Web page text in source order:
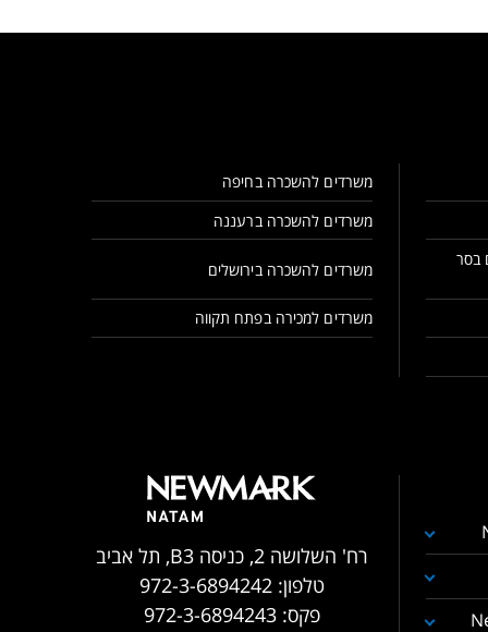
משרדים להשכרה בחיפה
משרדים להשכרה ברעננה
בסר
משרדים להשכרה בירושלים
משרדים למכירה בפתח תקווה
רח' השלושה 2, כניסה B3, תל אביב
טלפון:972-3-6894242
פקס:972-3-6894243